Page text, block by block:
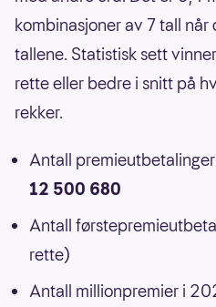
kombinasjoner av 7 tall
tallene. Statistisk sett
rette eller bedre i snitt på
rekker.
Antall
12 500 680
Antall
rette)
Antall millionpremier i